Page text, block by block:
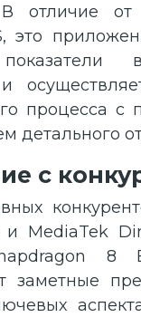
отличие от
это
процесса с
детального
с
и MediaTek
заметные